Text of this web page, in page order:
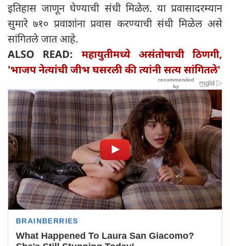
इतिहास जाणून घेण्याची संधी मिळेल. या प्रवासादरम्यान
सुमारे ७१० प्रवाशांना प्रवास करण्याची संधी मिळेल असे
सांगितले जात आहे.
ALSO READ: महायुतीमध्ये असंतोषाची ठिणगी,
'भाजप नेत्यांची जीभ घसरली की त्यांनी सत्य सांगितले'